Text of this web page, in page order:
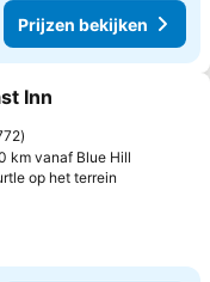
Prijzen bekijken
aan favorieten
Inn
km vanaf Blue Hill
op het terrein